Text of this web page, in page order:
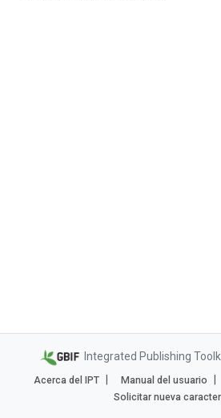
Integrated Publishing
Acerca del IPT Manual del usuario
Solicitar nueva